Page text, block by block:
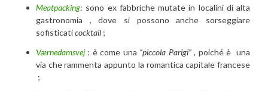
Meatpacking: sono ex fabbriche mutate in localini di alta
gastronomia , dove si possono anche sorseggiare
sofisticaticocktail ;
Værnedamsvej : è come una “piccola Parigi”, poiché è una
via che rammenta appunto la romantica capitale francese
;